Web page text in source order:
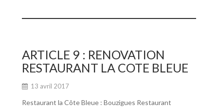
e
o
o
k
itt ta
er
ARTICLE 9 : RENOVATION
RESTAURANT LA COTE BLEUE
13 avril 2017
Restaurant la Côte Bleue : Bouzigues Restaurant